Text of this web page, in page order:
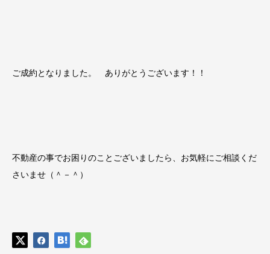
ご成約となりました。 ありがとうございます！！
不動産の事でお困りのことございましたら、お気軽にご相談くだ
さいませ（＾－＾）